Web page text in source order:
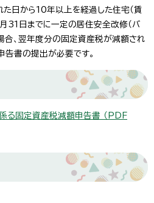
日から10年以上を経過した住宅（賃
31日までに一定の居住安全改修（バ
合、翌年度分の固定資産税が減額され
告書の提出が必要です。
る固定資産税減額申告書 （PDF